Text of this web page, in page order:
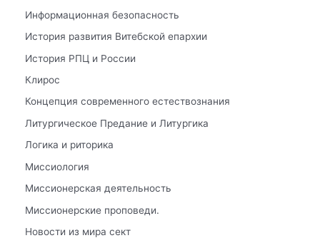
Информационная безопасность
История развития Витебской епархии
История РПЦ и России
Клирос
Концепция современного естествознания
Литургическое Предание и Литургика
Логика и риторика
Миссиология
Миссионерская деятельность
Миссионерские проповеди.
Новости из мира сект